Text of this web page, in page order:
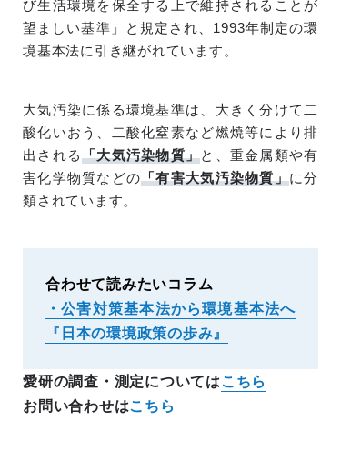
び生活環境を保全する上で維持されることが
望ましい基準」と規定され、1993年制定の環
境基本法に引き継がれています。
大気汚染に係る環境基準は、大きく分けて二
酸化いおう、二酸化窒素など燃焼等により排
出される「大気汚染物質」と、重金属類や有
害化学物質などの「有害大気汚染物質」に分
類されています。
合わせて読みたいコラム
・公害対策基本法から環境基本法へ
『日本の環境政策の歩み』
愛研の調査・測定については こちら
お問い合わせはこちら